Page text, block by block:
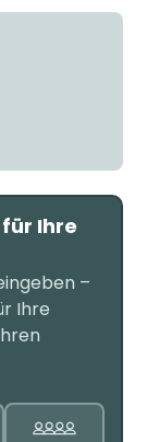
Ihre
–
Ihre